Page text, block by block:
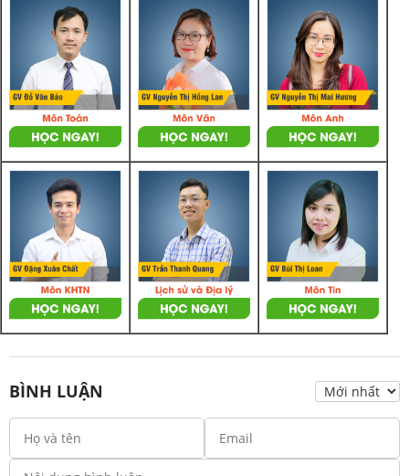
BÌNH LUẬN